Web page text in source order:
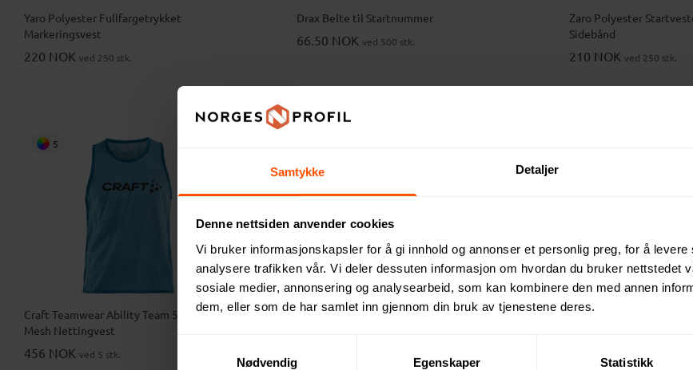
Samtykke Detaljer
Denne nettsiden anvender cookies
Vi bruker informasjonskapsler for å gi innhold og annonser et personlig preg, for å
analysere trafikken vår. Vi deler dessuten informasjon om hvordan du bruker nettstedet
sosiale medier, annonsering og analysearbeid, som kan kombinere den med annen
dem, eller som de har samlet inn gjennom din bruk av tjenestene deres.
Nødvendig
Egenskaper Statistikk
Yaro Polyester Fullfargetrykket
Markeringsvest
220 NOK ved 250 stk.
Drax Belte til Startnummer
66.50 NOK ved 500 stk.
Zaro Polyester
Sidebånd
210 NOK ved 250 stk.
5
Craft Teamwear Ability Team 5 Pack
Mesh Nettingvest
456 NOK ved 5 stk.
Stryx RPET Non-woven Markeringsvest Zuno RPET Mesh